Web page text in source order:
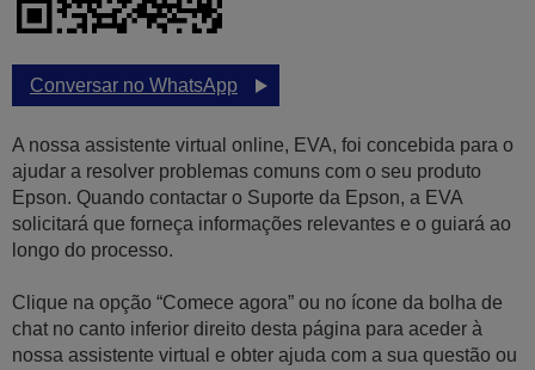
Conversar no WhatsApp
A nossa assistente virtual online, EVA, foi concebida para o
ajudar a resolver problemas comuns com o seu produto
Epson. Quando contactar o Suporte da Epson, a EVA
solicitará que forneça informações relevantes e o guiará ao
longo do processo.
Clique na opção “Comece agora” ou no ícone da bolha de
chat no canto inferior direito desta página para aceder à
nossa assistente virtual e obter ajuda com a sua questão ou